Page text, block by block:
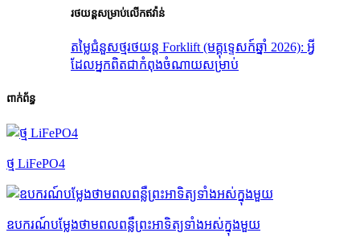
រថយន្ត​សម្រាប់​លើក​ឥវ៉ាន់
តម្លៃជំនួសថ្មរថយន្ត Forklift (មគ្គុទ្ទេសក៍ឆ្នាំ 2026): អ្វី
ដែលអ្នកពិតជាកំពុងចំណាយសម្រាប់
ពាក់ព័ន្ធ
ថ្ម LiFePO4
ឧបករណ៍បម្លែងថាមពលពន្លឺព្រះអាទិត្យទាំងអស់ក្នុងមួយ